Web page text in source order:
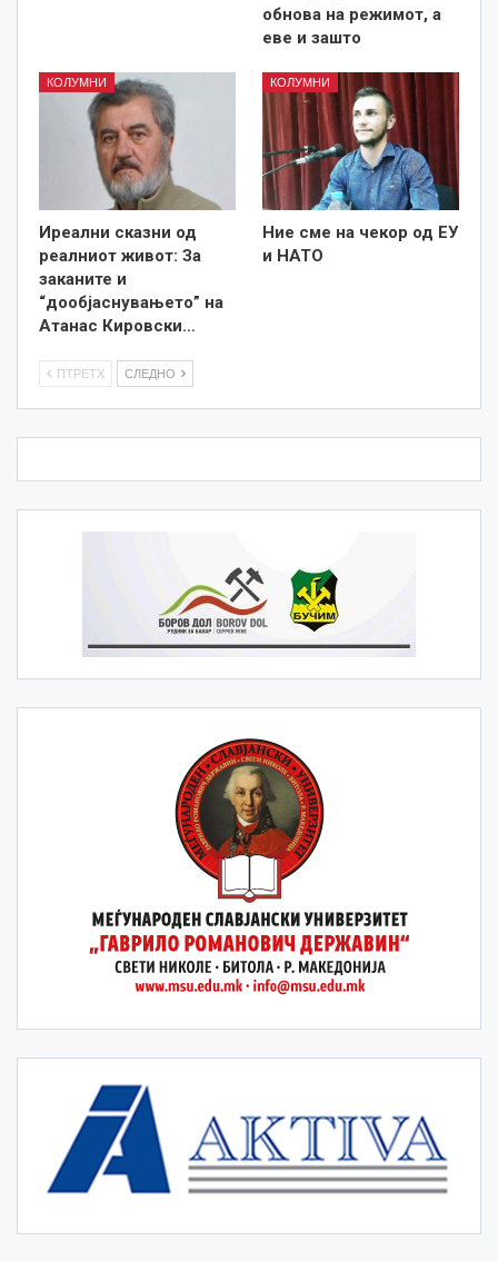
обнова на режимот, а
еве и зашто
КОЛУМНИ
Иреални сказни од
реалниот живот: За
заканите и
“дообјаснувањето” на
Атанас Кировски…
КОЛУМНИ
Ние сме на чекор од ЕУ
и НАТО
ПТРЕТХ СЛЕДНО